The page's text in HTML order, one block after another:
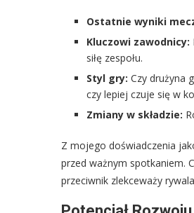
Ostatnie wyniki
Kluczowi zawodnicy:
siłę zespołu.
Styl gry: Czy drużyna
czy lepiej czuje się w
Zmiany w składzie:
Z mojego doświadczenia
przed ważnym spotkaniem.
przeciwnik zlekceważy